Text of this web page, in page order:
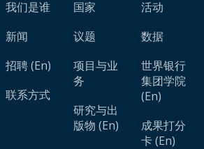
我们是谁
新闻
招聘 (En)
联系方式
国家
议题
项目与业
务
研究与出
版物 (En)
活动
数据
世界银行
集团学院
(En)
成果打分
卡 (En)